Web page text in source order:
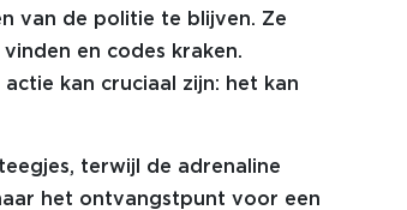
van de politie te blijven. Ze
en codes kraken.
kan cruciaal zijn: het kan
terwijl de adrenaline
het ontvangstpunt voor een